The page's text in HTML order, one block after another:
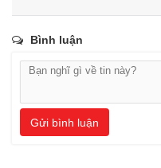
Bình luận
Gửi bình luận